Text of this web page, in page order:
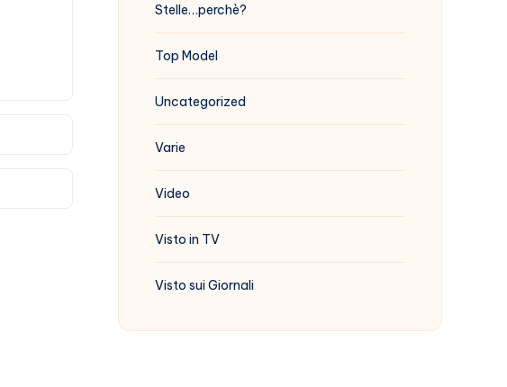
Stelle…perchè?
Top Model
Uncategorized
Varie
Video
Visto in TV
Visto sui Giornali